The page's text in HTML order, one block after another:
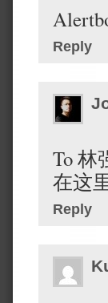
Reply
To 林
在这
Reply